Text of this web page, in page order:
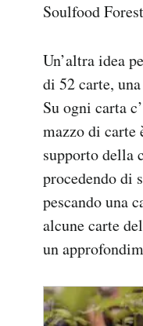
Soulfood
Un’altra idea
di 52 carte,
Su ogni carta
mazzo di carte
supporto della
procedendo di
pescando una
alcune carte
un